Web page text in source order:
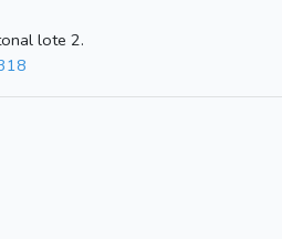
lote 2.